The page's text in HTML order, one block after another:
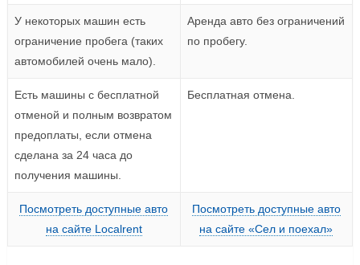
У некоторых машин есть
ограничение пробега (таких
автомобилей очень мало).
Аренда авто без ограничений
по пробегу.
Есть машины с бесплатной
отменой и полным возвратом
предоплаты, если отмена
сделана за 24 часа до
получения машины.
Бесплатная отмена.
Посмотреть доступные авто
на сайте Localrent
Посмотреть доступные авто
на сайте «Сел и поехал»